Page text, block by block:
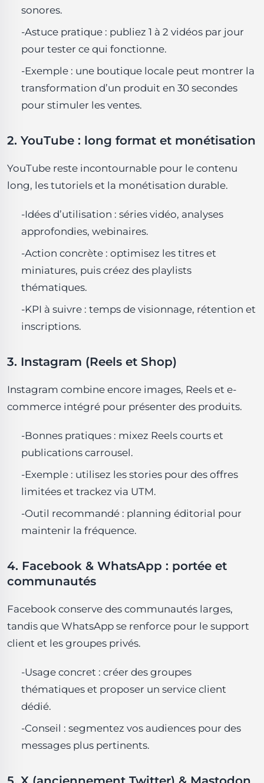
sonores.
-Astuce pratique : publiez 1 à 2 vidéos par jour
pour tester ce qui fonctionne.
-Exemple : une boutique locale peut montrer la
transformation d’un produit en 30 secondes
pour stimuler les ventes.
2. YouTube : long format et monétisation
YouTube reste incontournable pour le contenu
long, les tutoriels et la monétisation durable.
-Idées d’utilisation : séries vidéo, analyses
approfondies, webinaires.
-Action concrète : optimisez les titres et
miniatures, puis créez des playlists
thématiques.
-KPI à suivre : temps de visionnage, rétention et
inscriptions.
3. Instagram (Reels et Shop)
Instagram combine encore images, Reels et e-
commerce intégré pour présenter des produits.
-Bonnes pratiques : mixez Reels courts et
publications carrousel.
-Exemple : utilisez les stories pour des offres
limitées et trackez via UTM.
-Outil recommandé : planning éditorial pour
maintenir la fréquence.
4. Facebook & WhatsApp : portée et
communautés
Facebook conserve des communautés larges,
tandis que WhatsApp se renforce pour le support
client et les groupes privés.
-Usage concret : créer des groupes
thématiques et proposer un service client
dédié.
-Conseil : segmentez vos audiences pour des
messages plus pertinents.